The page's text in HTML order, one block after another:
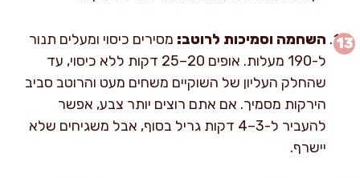
השחמה וסמיכות לרוטב: מסירים כיסוי ומעלים תנור
ל-190 מעלות. אופים 20–25 דקות ללא כיסוי, עד
שהחלק העליון של השוקיים משחים מעט והרוטב סביב
הירקות מסמיך. אם אתם רוצים יותר צבע, אפשר
להעביר ל-3–4 דקות גריל בסוף, אבל משגיחים שלא
יישרף.